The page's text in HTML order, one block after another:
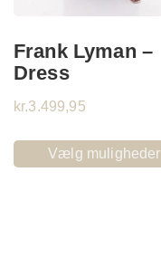
Frank Lyman –
Dress
kr.3.499,95
Vælg muligheder